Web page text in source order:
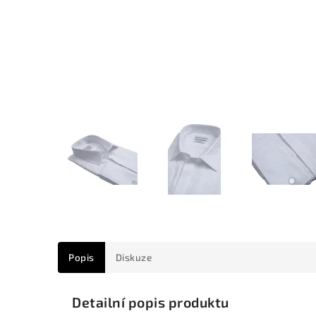
Popis Diskuze
Detailní popis produktu